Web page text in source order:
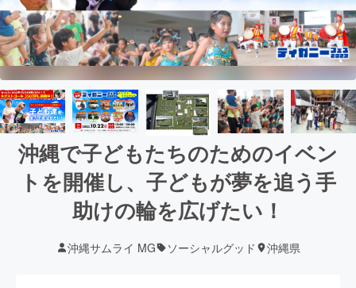
沖縄で子どもたちのためのイベン
トを開催し、子どもが夢を追う手
助けの輪を広げたい！
沖縄サムライ MG ソーシャルグッド 沖縄県